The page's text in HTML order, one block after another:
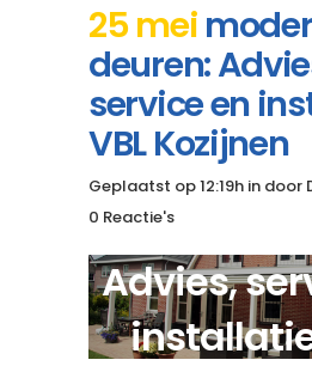
25 mei
deuren:
service en
VBL Kozijnen
Geplaatst op 12:19h in door
0 Reactie's
Advies,